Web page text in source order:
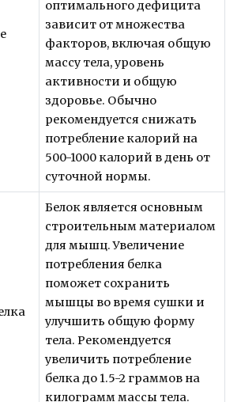
оптимального дефицита
зависит от множества
факторов, включая общую
массу тела, уровень
активности и общую
здоровье. Обычно
рекомендуется снижать
потребление калорий на
500-1000 калорий в день от
суточной нормы.
Белок является основным
строительным материалом
для мышц. Увеличение
потребления белка
поможет сохранить
мышцы во время сушки и
улучшить общую форму
тела. Рекомендуется
увеличить потребление
белка до 1.5-2 граммов на
килограмм массы тела.